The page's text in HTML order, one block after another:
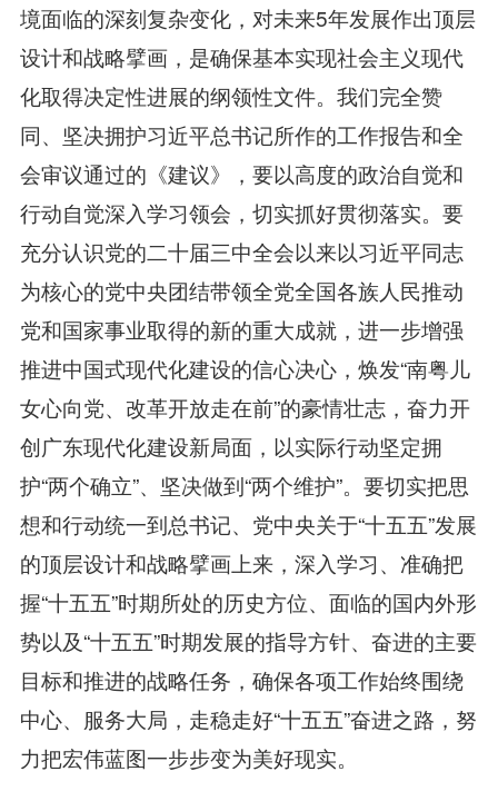
境面临的深刻复杂变化，对未来5年发展作出顶层
设计和战略擘画，是确保基本实现社会主义现代
化取得决定性进展的纲领性文件。我们完全赞
同、坚决拥护习近平总书记所作的工作报告和全
会审议通过的《建议》，要以高度的政治自觉和
行动自觉深入学习领会，切实抓好贯彻落实。要
充分认识党的二十届三中全会以来以习近平同志
为核心的党中央团结带领全党全国各族人民推动
党和国家事业取得的新的重大成就，进一步增强
推进中国式现代化建设的信心决心，焕发“南粤儿
女心向党、改革开放走在前”的豪情壮志，奋力开
创广东现代化建设新局面，以实际行动坚定拥
护“两个确立”、坚决做到“两个维护”。要切实把思
想和行动统一到总书记、党中央关于“十五五”发展
的顶层设计和战略擘画上来，深入学习、准确把
握“十五五”时期所处的历史方位、面临的国内外形
势以及“十五五”时期发展的指导方针、奋进的主要
目标和推进的战略任务，确保各项工作始终围绕
中心、服务大局，走稳走好“十五五”奋进之路，努
力把宏伟蓝图一步步变为美好现实。